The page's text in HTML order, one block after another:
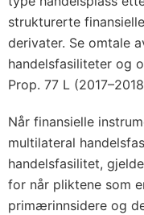
strukturerte
derivater. Se omtale
handelsfasiliteter og
Prop. 77 L
Når finansielle
multilateral
handelsfasilitet,
for når pliktene som
primærinnsidere og